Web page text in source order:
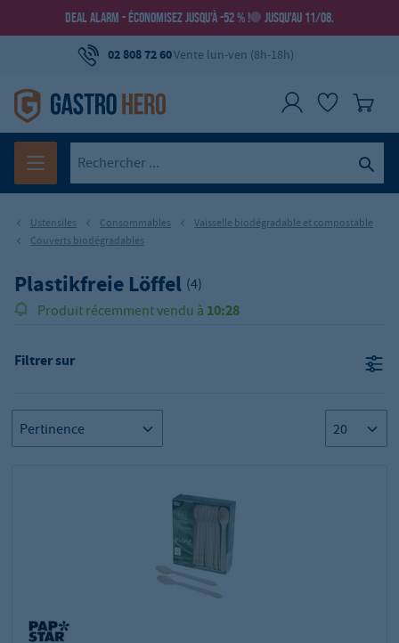
DEAL ALARM - ÉCONOMISEZ JUSQU’À -52 % ! JUSQU’AU 11/08.
02 808 72 60Vente lun-ven (8h-18h)
Ustensiles Consommables
Vaisselle biodégradable et compostable
Couverts biodégradables
Plastikfreie Löffel (4)
Produit récemment vendu à 10:28
Filtrer sur